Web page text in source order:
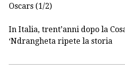
Oscars (1/2)
In Italia, trent’anni dopo la
‘Ndrangheta ripete la storia